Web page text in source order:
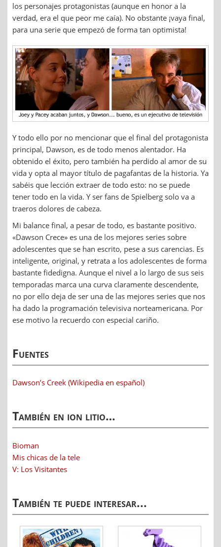
los personajes protagonistas (aunque en honor a la
verdad, era el que peor me caía). No obstante ¡vaya final,
para una serie que empezó de forma tan optimista!
Y todo ello por no mencionar que el final del protagonista
principal, Dawson, es de todo menos alentador. Ha
obtenido el éxito, pero también ha perdido al amor de su
vida y opta al mayor título de pagafantas de la historia. Ya
sabéis que lección extraer de todo esto: no se puede
tener todo en la vida. Y ser fans de Spielberg solo va a
traeros dolores de cabeza.
Mi balance final, a pesar de todo, es bastante positivo.
«Dawson Crece» es una de los mejores series sobre
adolescentes que se han escrito, pese a sus carencias. Es
inteligente, original, y retrata a los adolescentes de forma
bastante fidedigna. Aunque el nivel a lo largo de sus seis
temporadas marca una curva claramente descendente,
no por ello deja de ser una de las mejores series que nos
ha dado la programación televisiva norteamericana. Por
ese motivo la recuerdo con especial cariño.
Fuentes
Dawson’s Creek (Wikipedia en español)
También en ion litio…
Bioman
Mis chicas de la tele
V: Los Visitantes
También te puede interesar...